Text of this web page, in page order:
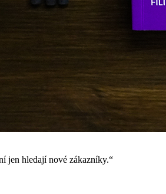
jen hledají nové zákazníky.“